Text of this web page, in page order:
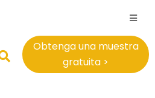
Obtenga una muestra
gratuita >